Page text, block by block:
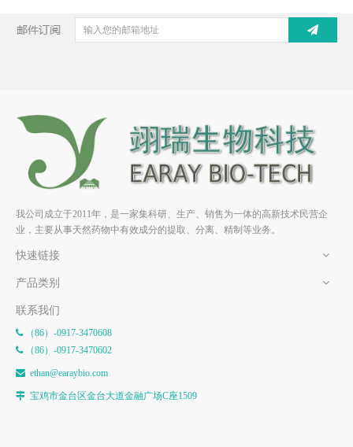
二氢大豆苷元 HPLC≥98% 中
药对照品 标准品 CAS：
17238-05-0
对照品 标准品 CAS：55319-
36-3
我公司成立于2011年，是一家集科研、生产、销售为一体的高新技术民营企
业，主要从事天然药物中有效成分的提取、分离、精制等业务。
快速链接
产品类别
联系我们
（86）-0917-3470608
（86）-0917-3470602
 ethan@earaybio.com
 宝鸡市金台区金台大道金融广场C座1509